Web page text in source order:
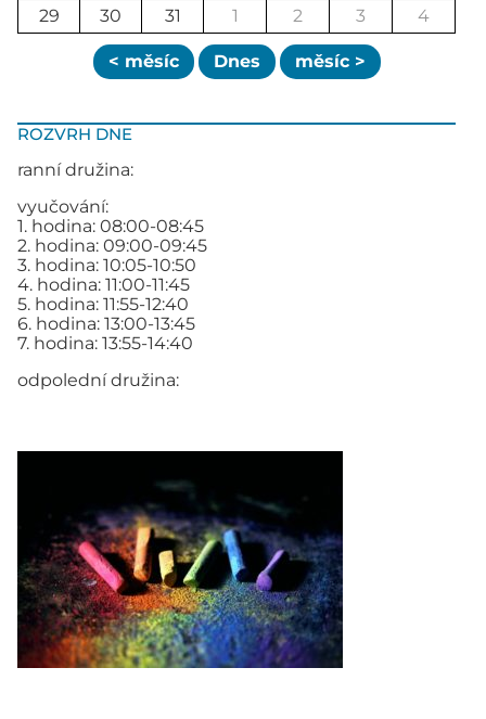
29
30 31 1 2 3 4
< měsíc Dnes měsíc >
ROZVRH DNE
ranní družina:
vyučování:
1. hodina: 08:00-08:45
2. hodina: 09:00-09:45
3. hodina: 10:05-10:50
4. hodina: 11:00-11:45
5. hodina: 11:55-12:40
6. hodina: 13:00-13:45
7. hodina: 13:55-14:40
odpolední družina: